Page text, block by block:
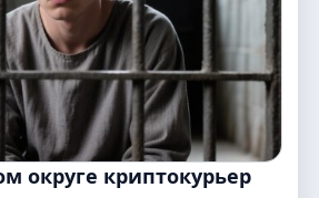
округе криптокурьер